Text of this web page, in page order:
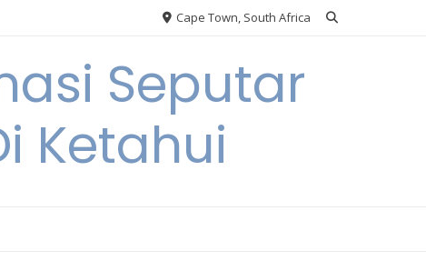
Cape Town, South Africa
Seputar
Ketahui